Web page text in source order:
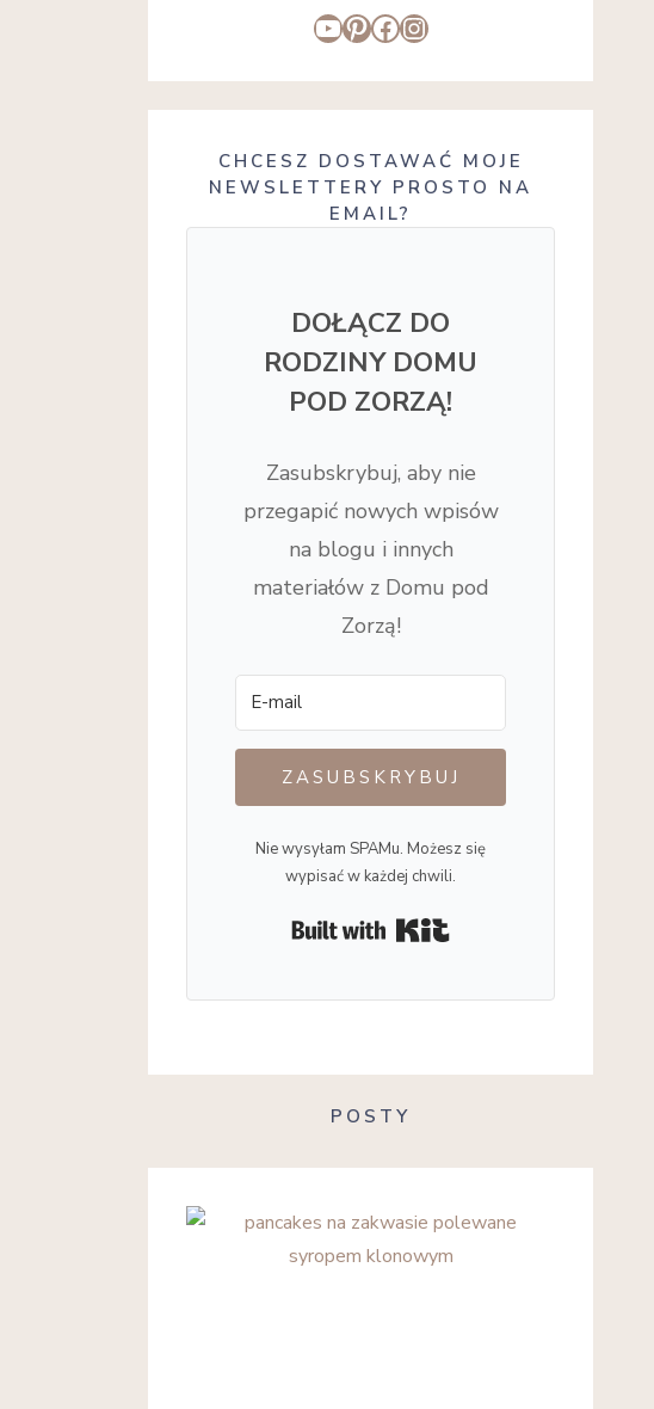
YouTube
Pinterest
Facebook
Instagram
CHCESZ DOSTAWAĆ MOJE
NEWSLETTERY PROSTO NA
EMAIL?
DOŁĄCZ DO
RODZINY DOMU
POD ZORZĄ!
Zasubskrybuj, aby nie
przegapić nowych wpisów
na blogu i innych
materiałów z Domu pod
Zorzą!
ZASUBSKRYBUJ
Nie wysyłam SPAMu. Możesz się
wypisać w każdej chwili.
POSTY